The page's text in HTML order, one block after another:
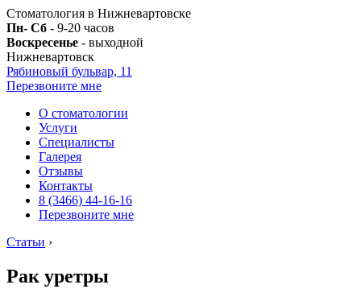
Стоматология в Нижневартовске
Пн- Сб - 9-20 часов
Воскресенье - выходной
Нижневартовск
Рябиновый бульвар, 11
Перезвоните мне
О стоматологии
Услуги
Специалисты
Галерея
Отзывы
Контакты
8 (3466) 44-16-16
Перезвоните мне
Статьи ›
Рак уретры